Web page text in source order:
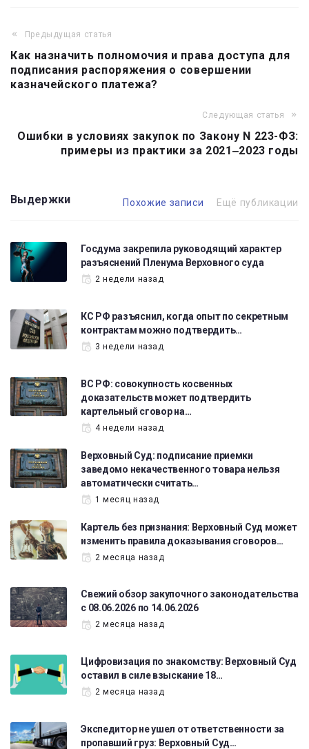
Навигация
по
записям
Предыдущая статья
Как назначить полномочия и права доступа для
подписания распоряжения о совершении
казначейского платежа?
Следующая статья
Ошибки в условиях закупок по Закону N 223-ФЗ:
примеры из практики за 2021‒2023 годы
Выдержки Похожие записи Ещё публикации
Госдума закрепила руководящий характер
разъяснений Пленума Верховного суда
2 недели назад
КС РФ разъяснил, когда опыт по секретным
контрактам можно подтвердить…
3 недели назад
ВС РФ: совокупность косвенных
доказательств может подтвердить
картельный сговор на…
4 недели назад
Верховный Суд: подписание приемки
заведомо некачественного товара нельзя
автоматически считать…
1 месяц назад
Картель без признания: Верховный Суд может
изменить правила доказывания сговоров…
2 месяца назад
Свежий обзор закупочного законодательства
с 08.06.2026 по 14.06.2026
2 месяца назад
Цифровизация по знакомству: Верховный Суд
оставил в силе взыскание 18…
2 месяца назад
Экспедитор не ушел от ответственности за
пропавший груз: Верховный Суд…